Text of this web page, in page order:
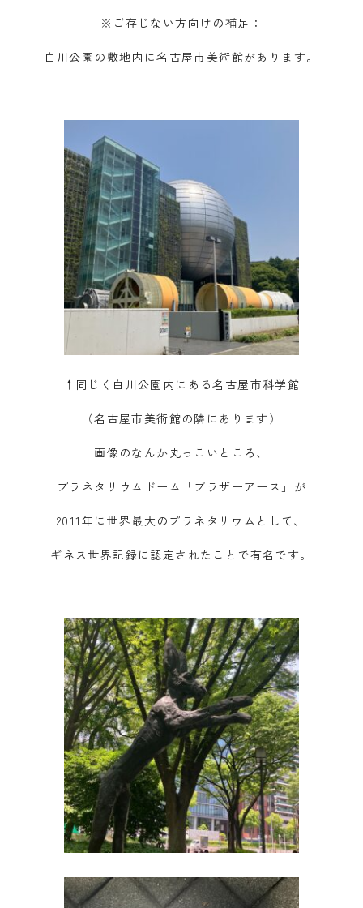
※ご存じない方向けの補足：
白川公園の敷地内に名古屋市美術館があります。
↑同じく白川公園内にある名古屋市科学館
（名古屋市美術館の隣にあります）
画像のなんか丸っこいところ、
プラネタリウムドーム「ブラザーアース」が
2011年に世界最大のプラネタリウムとして、
ギネス世界記録に認定されたことで有名です。